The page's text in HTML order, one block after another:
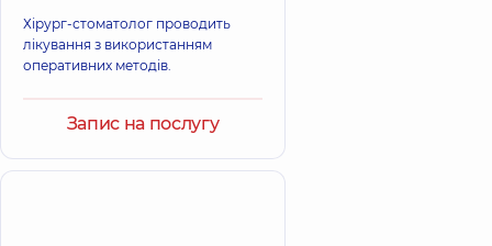
Хірург-стоматолог проводить
лікування з використанням
оперативних методів.
Запис на послугу